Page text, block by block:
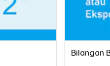
Bilangan